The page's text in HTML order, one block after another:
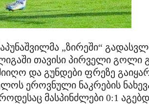
„ზირეში“
თავისი პირველი გოლი
და გუნდები ფრეზე
ეროვნული ნაკრების
მასპინძლები 0:1